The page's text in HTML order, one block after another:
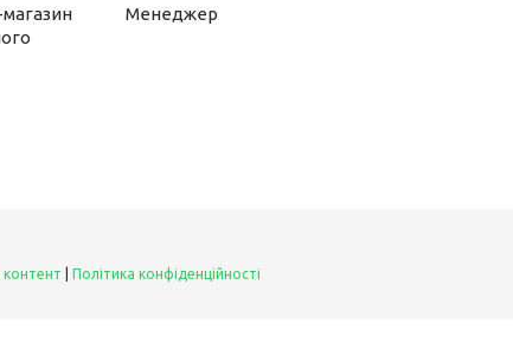
магазин
Менеджер
Політика конфіденційності